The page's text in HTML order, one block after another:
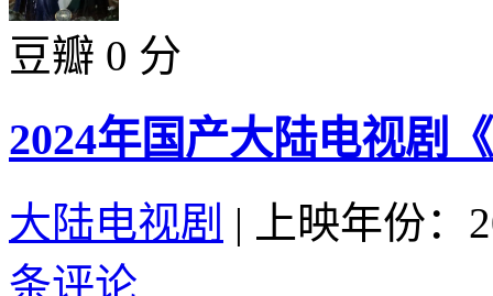
豆瓣 0 分
2024年国产大陆电视剧
大陆电视剧 |
上映年份：
条评论